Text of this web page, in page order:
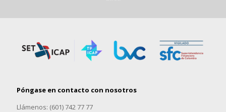
Póngase en contacto con nosotros
Llámenos: (601) 742 77 77